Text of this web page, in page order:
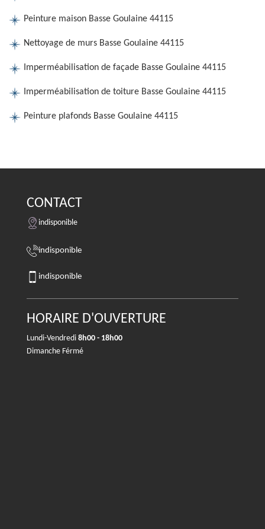
Peinture maison Basse Goulaine 44115
Nettoyage de murs Basse Goulaine 44115
Imperméabilisation de façade Basse Goulaine 44115
Imperméabilisation de toiture Basse Goulaine 44115
Peinture plafonds Basse Goulaine 44115
CONTACT
indisponible
indisponible
indisponible
HORAIRE D'OUVERTURE
Lundi-Vendredi 8h00 - 18h00
Dimanche Férmé